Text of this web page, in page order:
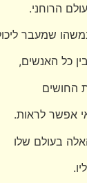
הרוחני.
שמעבר
כל האנשים,
החושים
אפשר לראות.
בעולם שלו